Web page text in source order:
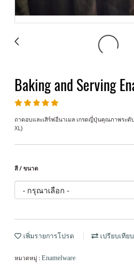
Baking and Serving
ถาดอบและเสิร์ฟอีนาเมล เกรดญี่ปุ่นคุณภาพระดั
XL)
สี / ขนาด
เพิ่มรายการโปรด เปรียบเทียบ
หมวดหมู่ : Enamelware